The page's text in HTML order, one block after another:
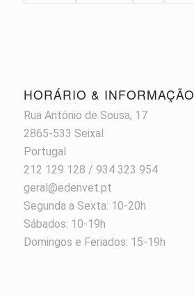
HORÁRIO & INFORMAÇÃO
Rua António de Sousa, 17
2865-533 Seixal
Portugal
212 129 128 / 934 323 954
geral@edenvet.pt
Segunda a Sexta: 10-20h
Sábados: 10-19h
Domingos e Feriados: 15-19h